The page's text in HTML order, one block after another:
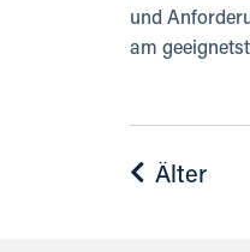
und
am
Älter